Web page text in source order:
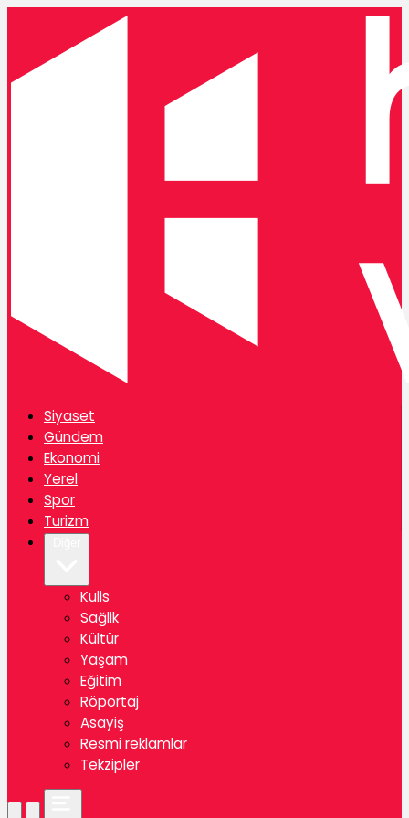
Siyaset
Gündem
Ekonomi
Yerel
Spor
Turizm
Kulis
Sağlik
Kültür
Yaşam
Eğitim
Röportaj
Asayiş
Resmi reklamlar
Tekzipler